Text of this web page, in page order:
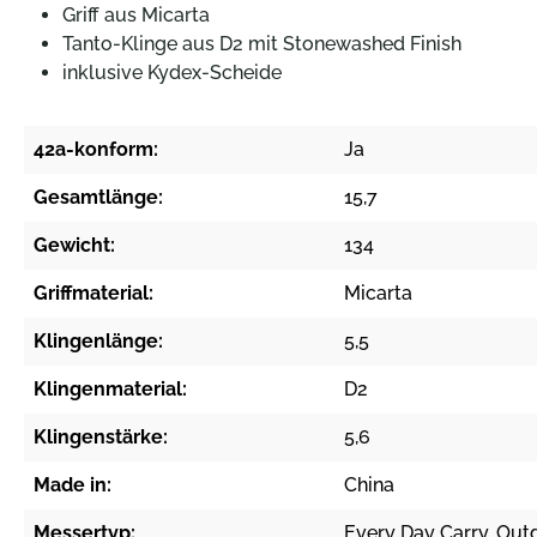
Griff aus Micarta
Tanto-Klinge aus D2 mit Stonewashed Finish
inklusive Kydex-Scheide
42a-konform: Ja
Gesamtlänge: 15,7
Gewicht: 134
Griffmaterial: Micarta
Klingenlänge: 5,5
Klingenmaterial: D2
Klingenstärke: 5,6
Made in: China